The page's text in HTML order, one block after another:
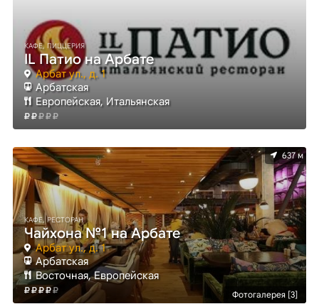
КАФЕ, ПИЦЦЕРИЯ
IL Патио на Арбате
Арбат ул., д. 1
Арбатская
Европейская, Итальянская
Фотогалерея [3]
637 м
КАФЕ, РЕСТОРАН
Чайхона №1 на Арбате
Арбат ул., д. 1
Арбатская
Восточная, Европейская